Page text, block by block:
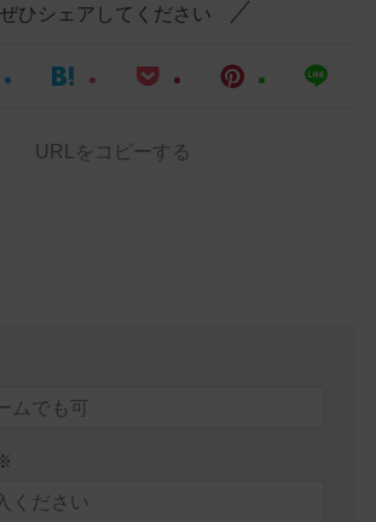
ぜひシェアしてください
URLをコピーする